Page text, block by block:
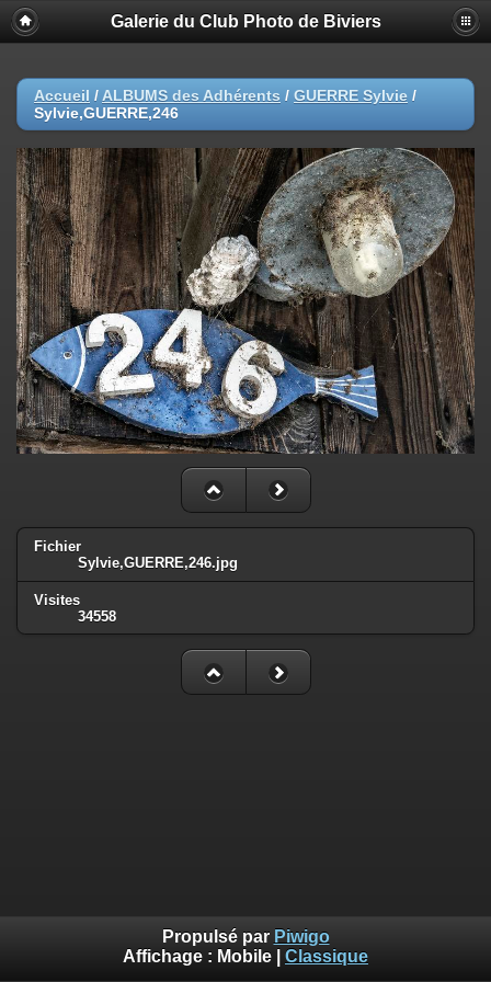
Galerie du Club Photo de Biviers
Accueil / ALBUMS des Adhérents / GUERRE Sylvie /
Sylvie,GUERRE,246
Fichier
Sylvie,GUERRE,246.jpg
Visites
34558
Propulsé par Piwigo
Affichage : Mobile Classique